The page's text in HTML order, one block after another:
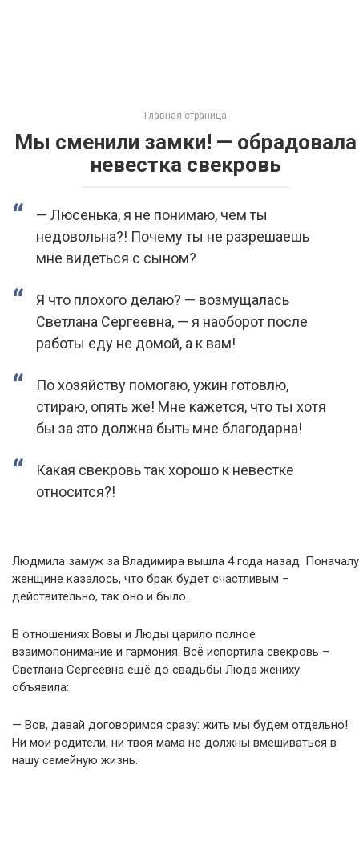
Главная страница
Мы сменили замки! — обрадовала
невестка свекровь
— Люсенька, я не понимаю, чем ты
недовольна?! Почему ты не разрешаешь
мне видеться с сыном?
Я что плохого делаю? — возмущалась
Светлана Сергеевна, — я наоборот после
работы еду не домой, а к вам!
По хозяйству помогаю, ужин готовлю,
стираю, опять же! Мне кажется, что ты хотя
бы за это должна быть мне благодарна!
Какая свекровь так хорошо к невестке
относится?!
Людмила замуж за Владимира вышла 4 года назад. Поначалу
женщине казалось, что брак будет счастливым –
действительно, так оно и было.
В отношениях Вовы и Люды царило полное
взаимопонимание и гармония. Всё испортила свекровь –
Светлана Сергеевна ещё до свадьбы Люда жениху
объявила:
— Вов, давай договоримся сразу: жить мы будем отдельно!
Ни мои родители, ни твоя мама не должны вмешиваться в
нашу семейную жизнь.